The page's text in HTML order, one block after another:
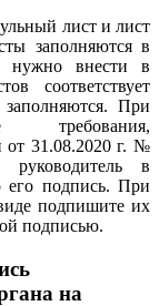
лист и лист
заполняются в
нужно внести в
соответствует
При
требования,
31.08.2020 г. №
руководитель в
его подпись. При
подпишите их
подписью.
на